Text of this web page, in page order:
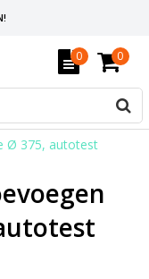
€ 350,-
INFORMEER!
0 0
Ø 375, autotest